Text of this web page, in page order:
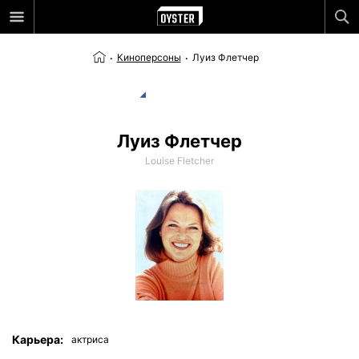
Киноперсоны Луиз Флетчер
Луиз Флетчер
Louise Fletcher
Карьера: актриса